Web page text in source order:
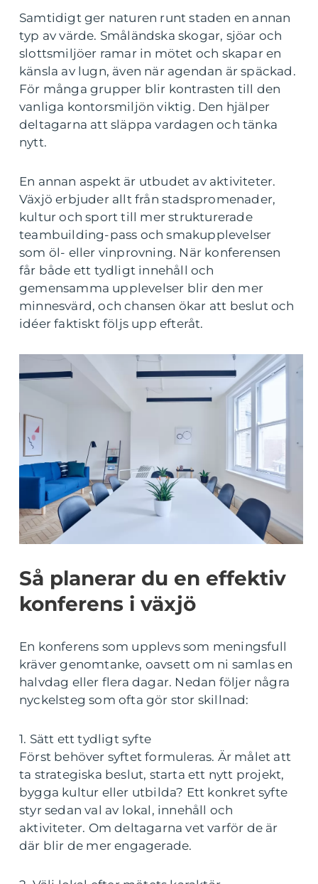
Samtidigt ger naturen runt staden en annan
typ av värde. Småländska skogar, sjöar och
slottsmiljöer ramar in mötet och skapar en
känsla av lugn, även när agendan är späckad.
För många grupper blir kontrasten till den
vanliga kontorsmiljön viktig. Den hjälper
deltagarna att släppa vardagen och tänka
nytt.
En annan aspekt är utbudet av aktiviteter.
Växjö erbjuder allt från stadspromenader,
kultur och sport till mer strukturerade
teambuilding-pass och smakupplevelser
som öl- eller vinprovning. När konferensen
får både ett tydligt innehåll och
gemensamma upplevelser blir den mer
minnesvärd, och chansen ökar att beslut och
idéer faktiskt följs upp efteråt.
Så planerar du en effektiv
konferens i växjö
En konferens som upplevs som meningsfull
kräver genomtanke, oavsett om ni samlas en
halvdag eller flera dagar. Nedan följer några
nyckelsteg som ofta gör stor skillnad:
1. Sätt ett tydligt syfte
Först behöver syftet formuleras. Är målet att
ta strategiska beslut, starta ett nytt projekt,
bygga kultur eller utbilda? Ett konkret syfte
styr sedan val av lokal, innehåll och
aktiviteter. Om deltagarna vet varför de är
där blir de mer engagerade.